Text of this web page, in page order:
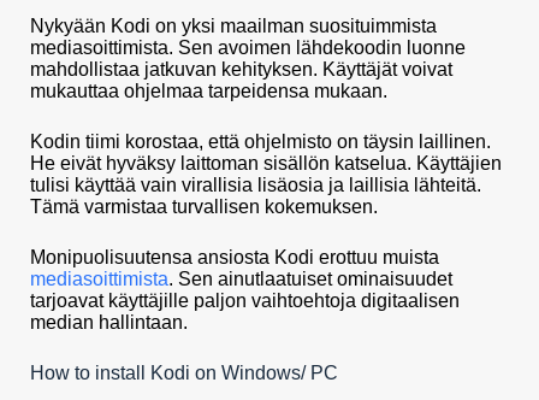
Nykyään Kodi on yksi maailman suosituimmista
mediasoittimista. Sen avoimen lähdekoodin luonne
mahdollistaa jatkuvan kehityksen. Käyttäjät voivat
mukauttaa ohjelmaa tarpeidensa mukaan.
Kodin tiimi korostaa, että ohjelmisto on täysin laillinen.
He eivät hyväksy laittoman sisällön katselua. Käyttäjien
tulisi käyttää vain virallisia lisäosia ja laillisia lähteitä.
Tämä varmistaa turvallisen kokemuksen.
Monipuolisuutensa ansiosta Kodi erottuu muista
mediasoittimista. Sen ainutlaatuiset ominaisuudet
tarjoavat käyttäjille paljon vaihtoehtoja digitaalisen
median hallintaan.
How to install Kodi on Windows/ PC